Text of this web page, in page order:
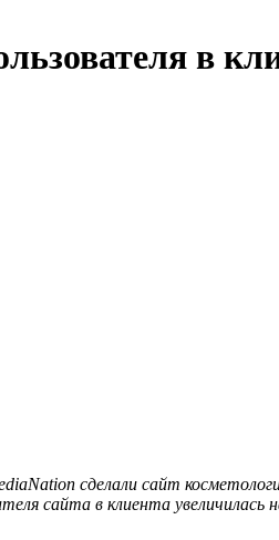
в
сделали сайт
сайта в клиента увеличилась